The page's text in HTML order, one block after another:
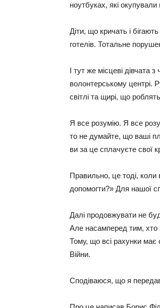
ноутбуках, які
Діти, що кричать і
готелів. Тотальне
І тут же місцеві дівчата
волонтерському центрі.
світлі та щирі, що
Я все розумію. Я все
то не думайте, що ваші
ви за це сплачуєте свої
Правильно, це тоді,
допомогти?» Для нашої
Далі продовжувати не
Але насамперед тим, хто
Тому, що всі рахунки має
​​Bійни.
Сподіваюся, що я